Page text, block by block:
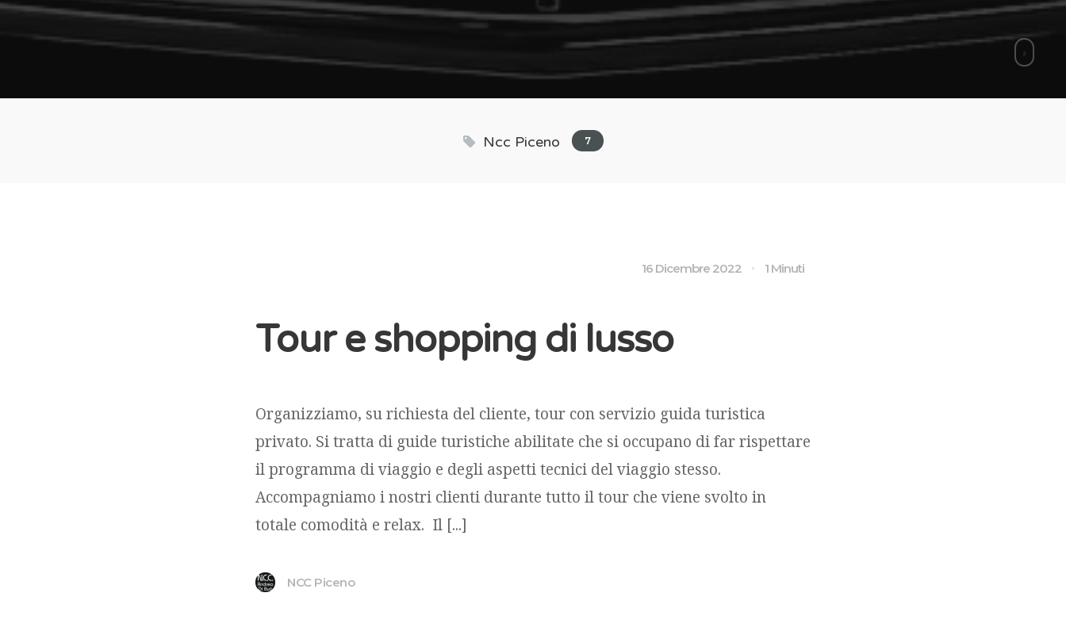
Ncc Piceno 7
1 Minuti
16 Dicembre 2022
Tour e shopping di lusso
Organizziamo, su richiesta del cliente, tour con servizio guida turistica
privato. Si tratta di guide turistiche abilitate che si occupano di far rispettare
il programma di viaggio e degli aspetti tecnici del viaggio stesso.
Accompagniamo i nostri clienti durante tutto il tour che viene svolto in
totale comodità e relax. Il [...]
NCC Piceno